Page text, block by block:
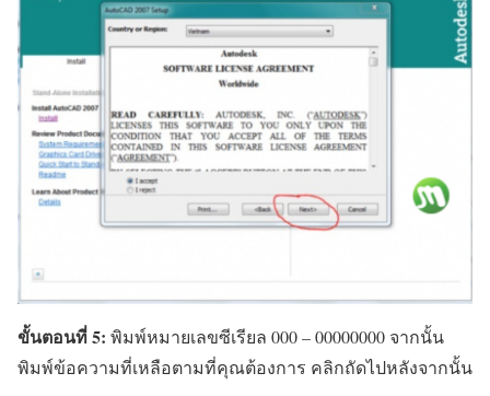
ขั้นตอนที่ 5: พิมพ์หมายเลขซีเรียล 000 – 00000000 จากนั้น
พิมพ์ข้อความที่เหลือตามที่คุณต้องการ คลิกถัดไปหลังจากนั้น